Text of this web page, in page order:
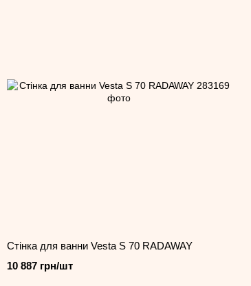
Стінка для ванни Vesta S 70 RADAWAY
10 887 грн/шт